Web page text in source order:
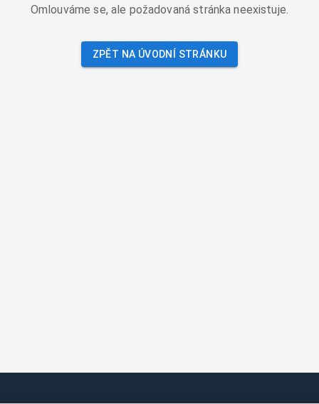
Omlouváme se, ale požadovaná stránka neexistuje.
ZPĚT NA ÚVODNÍ STRÁNKU